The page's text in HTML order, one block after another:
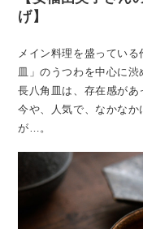
げ】
メイン料理を盛ってい
皿」のうつわを中心に渋
長八角皿は、存在感が
今や、人気で、なかな
が…。